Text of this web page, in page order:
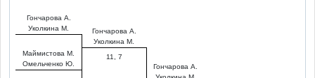
Гончарова А.
Уколкина М.
Гончарова А.
Уколкина М.
Гончарова А.
Маймистова М.
Омельченко Ю.
11, 7